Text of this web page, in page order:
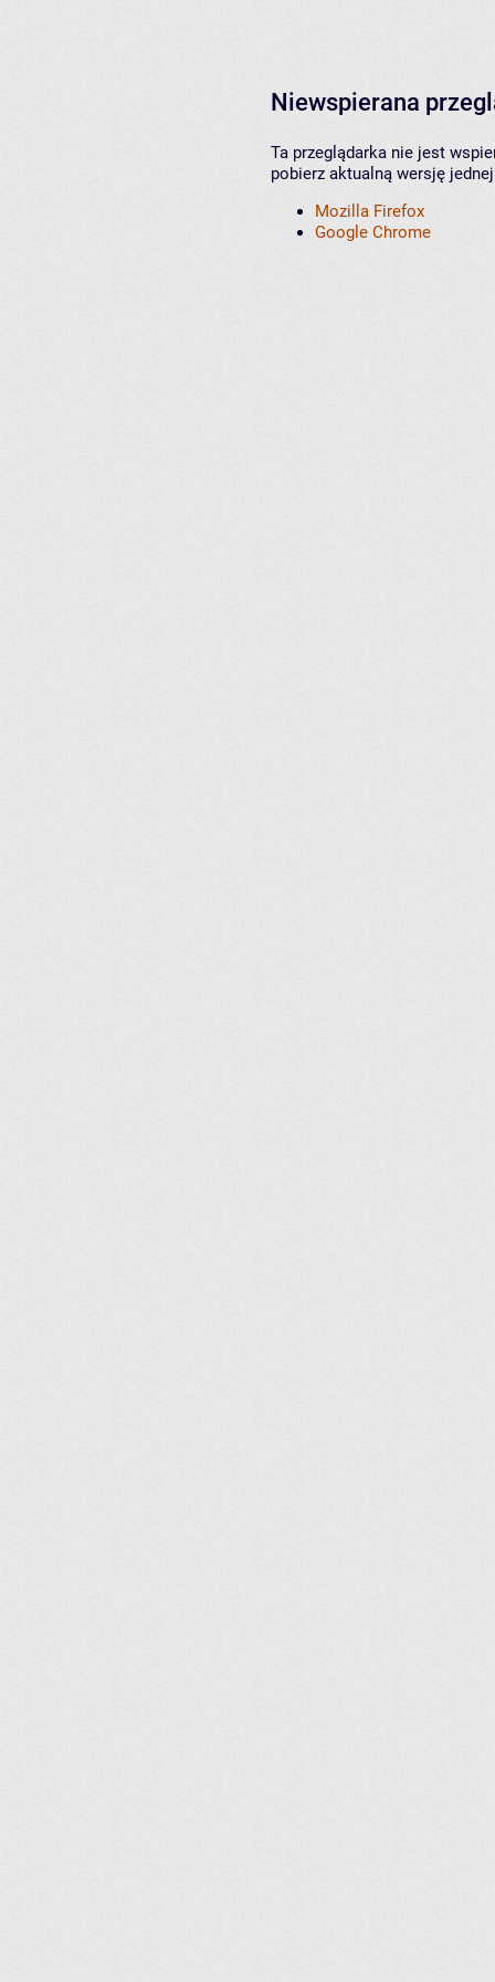
Niewspierana
Ta przeglądarka nie jest
pobierz aktualną wersję
Mozilla Firefox
Google Chrome